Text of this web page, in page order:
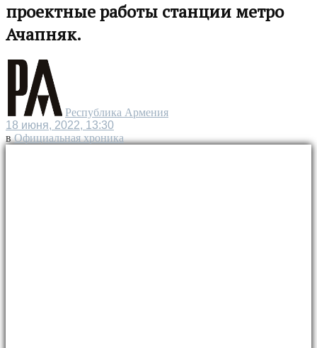
проектные работы станции метро
Ачапняк.
Республика Армения
18 июня, 2022, 13:30
в Официальная хроника